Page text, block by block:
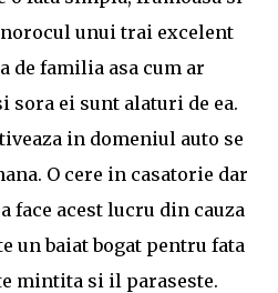
unui trai excelent
de familia asa cum ar
sora ei sunt alaturi de ea.
in domeniul auto se
O cere in casatorie dar
face acest lucru din cauza
un baiat bogat pentru fata
mintita si il paraseste.